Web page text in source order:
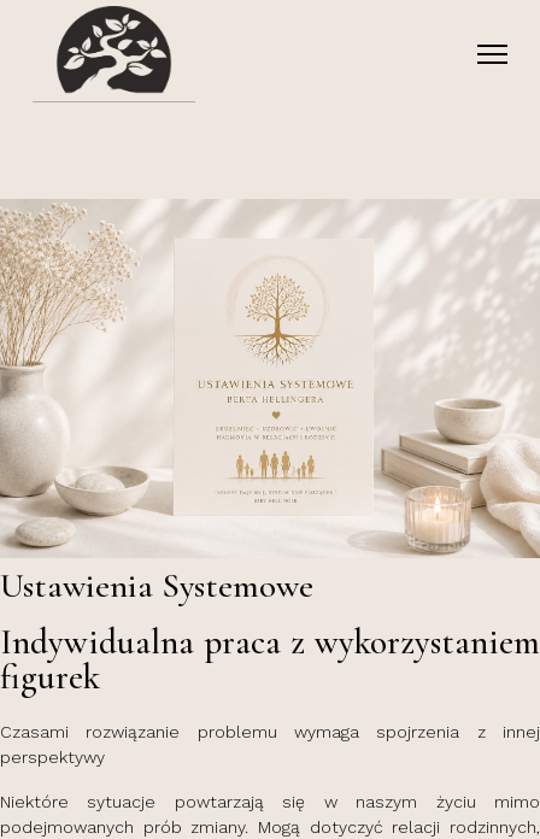
Ustawienia Systemowe
Indywidualna praca z wykorzystaniem
figurek
Czasami rozwiązanie problemu wymaga spojrzenia z innej
perspektywy
Niektóre sytuacje powtarzają się w naszym życiu mimo
podejmowanych prób zmiany. Mogą dotyczyć relacji rodzinnych,